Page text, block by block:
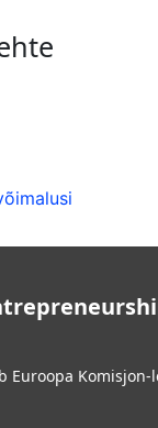
Euroopa Komisjon-